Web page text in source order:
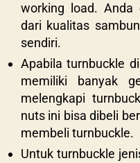
working load. Anda
dari kualitas
sendiri.
Apabila turnbuckle
memiliki banyak
melengkapi
nuts ini bisa dibeli
membeli turnbuckle.
Untuk turnbuckle